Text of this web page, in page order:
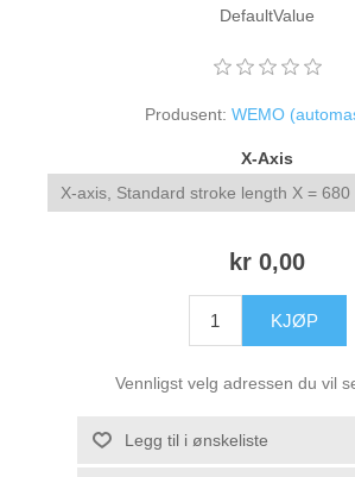
DefaultValue
Produsent: WEMO
X-Axis
kr 0,00
KJØP
Vennligst velg adressen du vil
Legg til i ønskeliste